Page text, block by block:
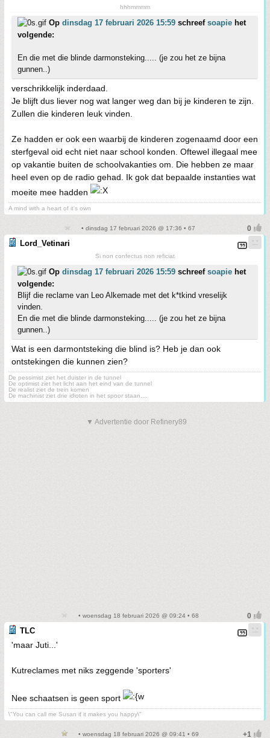
hhhmmmm
Op dinsdag 17 februari 2026 15:59 schreef soapie het
volgende:
En die met die blinde darmonsteking..... (je zou het ze bijna
gunnen..)
verschrikkelijk inderdaad.
Je blijft dus liever nog wat langer weg dan bij je kinderen te zijn.
Zullen die kinderen leuk vinden.
Ze hadden er ook een waarbij de kinderen zogenaamd door een
sterfgeval oid echt niet naar school konden. Oftewel illegaal mee
op vakantie buiten de schoolvakanties om. Die hebben ze maar
heel even op de radio gehad. Ik gok dat bepaalde instanties wat
moeite mee hadden
A mind with a heart of it's own
• dinsdag 17 februari 2026 @ 17:36 • 67
Lord_Vetinari
Si non confectus non reficiat
Op dinsdag 17 februari 2026 15:59 schreef soapie het
volgende:
Blijf die reclame van Leo Alkemade met det k*tkind vreselijk
vinden.
En die met die blinde darmonsteking..... (je zou het ze bijna
gunnen..)
Wat is een darmontsteking die blind is? Heb je dan ook
ontstekingen die kunnen zien?
De pessimist ziet het duister in de tunnel
De optimist ziet het licht aan het eind van de tunnel
De realist ziet de trein komen
De machinist ziet drie idioten in het spoor staan....
▼ Advertentie door Refinery89
• woensdag 18 februari 2026 @ 09:24 • 68
TLC
'maar Juti...'
Kutreclames met niks zeggende 'sporters'
Nee schaatsen is geen sport
\"You can call me Susan if it makes you happy\"
• woensdag 18 februari 2026 @ 09:41 • 69